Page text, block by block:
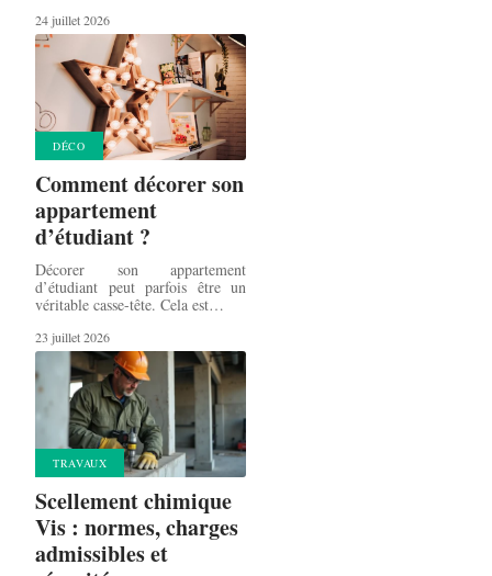
24 juillet 2026
DÉCO
Comment décorer son
appartement
d’étudiant ?
Décorer son appartement
d’étudiant peut parfois être un
véritable casse-tête. Cela est…
23 juillet 2026
TRAVAUX
Scellement chimique
Vis : normes, charges
admissibles et